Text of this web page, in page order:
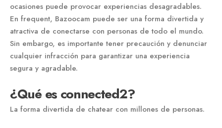
ocasiones puede provocar experiencias desagradables.
En frequent, Bazoocam puede ser una forma divertida y
atractiva de conectarse con personas de todo el mundo.
Sin embargo, es importante tener precaución y denunciar
cualquier infracción para garantizar una experiencia
segura y agradable.
¿Qué es connected2?
La forma divertida de chatear con millones de personas.